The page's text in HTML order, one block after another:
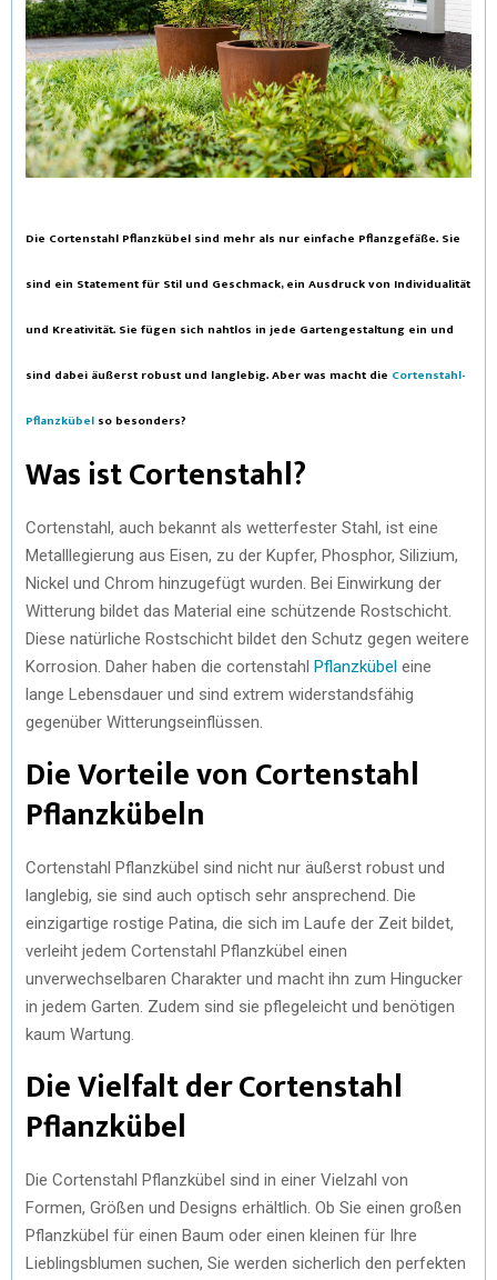
Die Cortenstahl Pflanzkübel sind mehr als nur einfache Pflanzgefäße. Sie
sind ein Statement für Stil und Geschmack, ein Ausdruck von Individualität
und Kreativität. Sie fügen sich nahtlos in jede Gartengestaltung ein und
sind dabei äußerst robust und langlebig. Aber was macht die Cortenstahl-
Pflanzkübel so besonders?
Was ist Cortenstahl?
Cortenstahl, auch bekannt als wetterfester Stahl, ist eine
Metalllegierung aus Eisen, zu der Kupfer, Phosphor, Silizium,
Nickel und Chrom hinzugefügt wurden. Bei Einwirkung der
Witterung bildet das Material eine schützende Rostschicht.
Diese natürliche Rostschicht bildet den Schutz gegen weitere
Korrosion. Daher haben die cortenstahl Pflanzkübel eine
lange Lebensdauer und sind extrem widerstandsfähig
gegenüber Witterungseinflüssen.
Die Vorteile von Cortenstahl
Pflanzkübeln
Cortenstahl Pflanzkübel sind nicht nur äußerst robust und
langlebig, sie sind auch optisch sehr ansprechend. Die
einzigartige rostige Patina, die sich im Laufe der Zeit bildet,
verleiht jedem Cortenstahl Pflanzkübel einen
unverwechselbaren Charakter und macht ihn zum Hingucker
in jedem Garten. Zudem sind sie pflegeleicht und benötigen
kaum Wartung.
Die Vielfalt der Cortenstahl
Pflanzkübel
Die Cortenstahl Pflanzkübel sind in einer Vielzahl von
Formen, Größen und Designs erhältlich. Ob Sie einen großen
Pflanzkübel für einen Baum oder einen kleinen für Ihre
Lieblingsblumen suchen, Sie werden sicherlich den perfekten